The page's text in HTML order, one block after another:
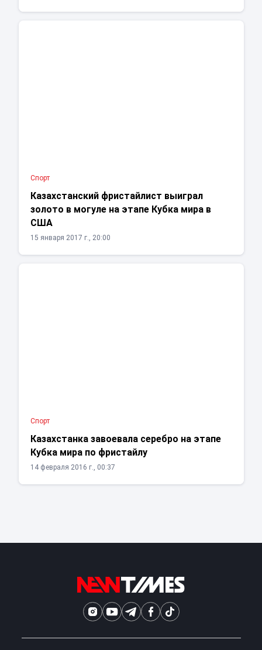
Спорт
Казахстанский фристайлист выиграл
золото в могуле на этапе Кубка мира в
США
15 января 2017 г., 20:00
Спорт
Казахстанка завоевала серебро на этапе
Кубка мира по фристайлу
14 февраля 2016 г., 00:37